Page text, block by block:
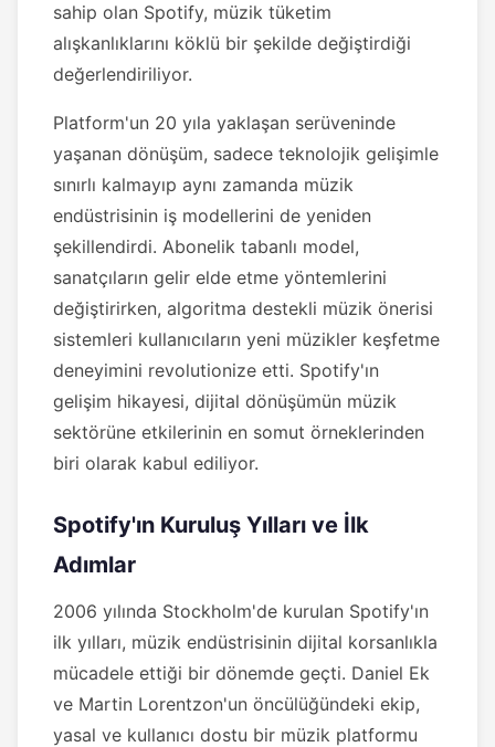
sahip olan Spotify, müzik tüketim
alışkanlıklarını köklü bir şekilde değiştirdiği
değerlendiriliyor.
Platform'un 20 yıla yaklaşan serüveninde
yaşanan dönüşüm, sadece teknolojik gelişimle
sınırlı kalmayıp aynı zamanda müzik
endüstrisinin iş modellerini de yeniden
şekillendirdi. Abonelik tabanlı model,
sanatçıların gelir elde etme yöntemlerini
değiştirirken, algoritma destekli müzik önerisi
sistemleri kullanıcıların yeni müzikler keşfetme
deneyimini revolutionize etti. Spotify'ın
gelişim hikayesi, dijital dönüşümün müzik
sektörüne etkilerinin en somut örneklerinden
biri olarak kabul ediliyor.
Spotify'ın Kuruluş Yılları ve İlk
Adımlar
2006 yılında Stockholm'de kurulan Spotify'ın
ilk yılları, müzik endüstrisinin dijital korsanlıkla
mücadele ettiği bir dönemde geçti. Daniel Ek
ve Martin Lorentzon'un öncülüğündeki ekip,
yasal ve kullanıcı dostu bir müzik platformu